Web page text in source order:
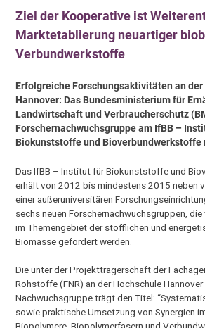
Ziel der Kooperative ist
Marktetablierung neuartiger
Verbundwerkstoffe
Erfolgreiche Forschungsaktivitäten an
Hannover: Das Bundesministerium für
Landwirtschaft und Verbraucherschutz
Forschernachwuchsgruppe am IfBB –
Biokunststoffe und Bioverbundwerkstoffe
Das IfBB – Institut für Biokunststoffe und
erhält von 2012 bis mindestens 2015 neben
einer außeruniversitären
sechs neuen Forschernachwuchsgruppen, die
im Themengebiet der stofflichen und
Biomasse gefördert werden.
Die unter der Projektträgerschaft der
Rohstoffe (FNR) an der Hochschule
Nachwuchsgruppe trägt den Titel:
sowie praktische Umsetzung von Synergien